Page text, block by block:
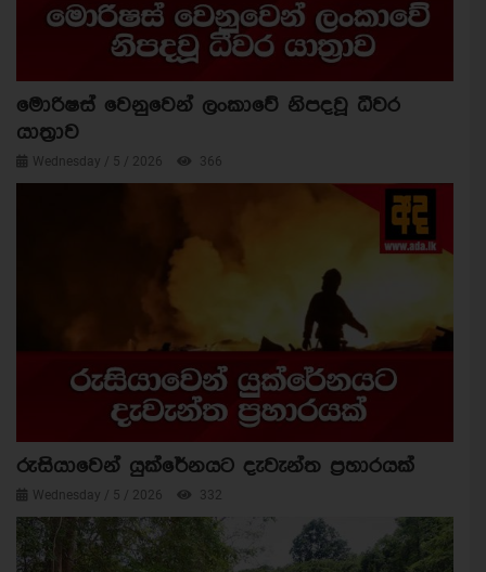
මොරිෂස් වෙනුවෙන් ලංකාවේ නිපදවූ ධීවර
යාත්‍රාව
Wednesday / 5 / 2026 366
රුසියාවෙන් යුක්රේනයට දැවැන්ත ප්‍රහාරයක්
Wednesday / 5 / 2026 332